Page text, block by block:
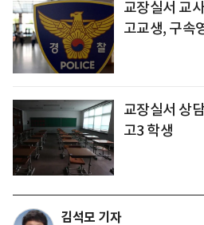
교장실서 교
고교생, 구속
교장실서 상
고3 학생
김석모 기자